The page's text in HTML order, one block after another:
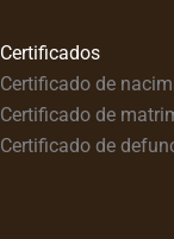
Certificados
Certificado de
Certificado de
Certificado de